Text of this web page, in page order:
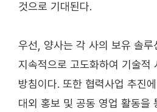
것으로 기대된다.
우선, 양사는 각 사의 보유 솔루
지속적으로 고도화하여 기술적
방침이다. 또한 협력사업 추진
대외 홍보 및 공동 영업 활동을